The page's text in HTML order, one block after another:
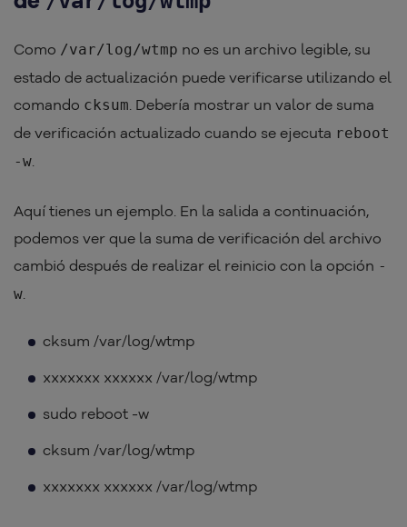
Como /var/log/wtmp no es un archivo legible, su
estado de actualización puede verificarse utilizando el
comando cksum . Debería mostrar un valor de suma
de verificación actualizado cuando se ejecuta reboot
-w
Aquí tienes un ejemplo. En la salida a continuación,
podemos ver que la suma de verificación del archivo
cambió después de realizar el reinicio con la opción -
w
cksum /var/log/wtmp
xxxxxxx xxxxxx /var/log/wtmp
sudo reboot -w
cksum /var/log/wtmp
xxxxxxx xxxxxx /var/log/wtmp